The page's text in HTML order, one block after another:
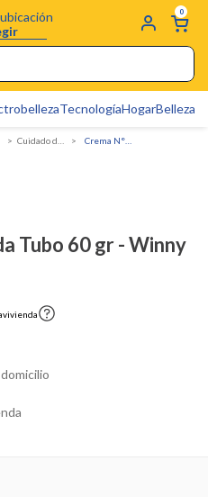
0
TecnologíaHogarBelleza
Cuidado de la piel
Tubo 60 gr - Winny